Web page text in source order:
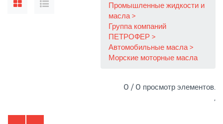
Промышленные жидкости и
масла
Группа компаний
ПЕТРОФЕР
Автомобильные масла
Морские моторные масла
0 / 0 просмотр элементов.
,